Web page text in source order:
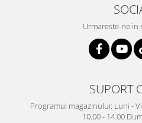
Urmareste-ne in
SUPORT
Programul magazinului: Luni -
10.00 - 14.00